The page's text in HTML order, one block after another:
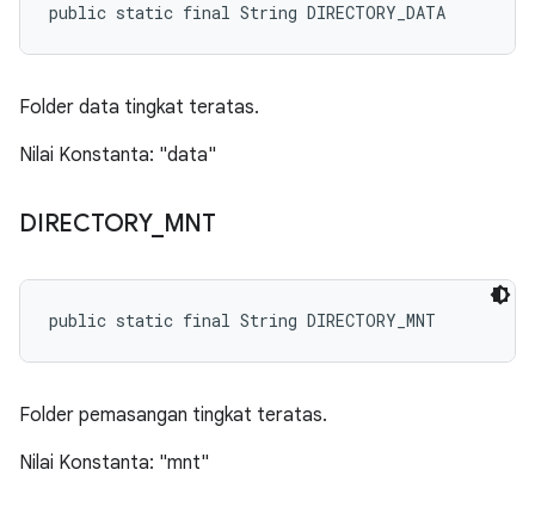
public static final String DIRECTORY_DATA
Folder data tingkat teratas.
Nilai Konstanta: "data"
DIRECTORY_ MNT
public static final String DIRECTORY_MNT
Folder pemasangan tingkat teratas.
Nilai Konstanta: "mnt"